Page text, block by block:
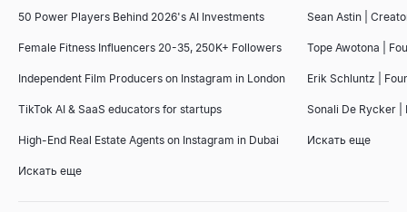
50 Power Players Behind 2026's AI Investments
Female Fitness Influencers 20-35, 250K+ Followers
Independent Film Producers on Instagram in London
TikTok AI & SaaS educators for startups
High-End Real Estate Agents on Instagram in Dubai
Искать еще
Sean Astin |
Tope Awotona |
Erik Schluntz |
Sonali De Rycker |
Искать еще